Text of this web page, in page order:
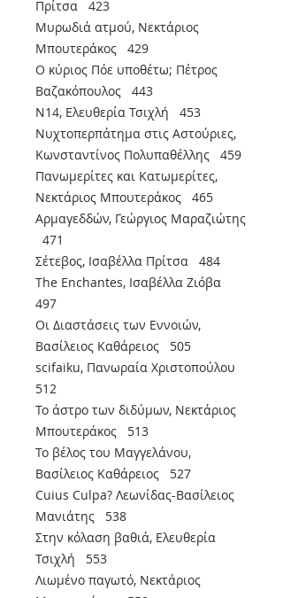
Πρίτσα 423
Μυρωδιά ατμού, Νεκτάριος
Μπουτεράκος 429
Ο κύριος Πόε υποθέτω; Πέτρος
Βαζακόπουλος 443
Ν14, Ελευθερία Τσιχλή 453
Νυχτοπερπάτημα στις Αστούριες,
Κωνσταντίνος Πολυπαθέλλης 459
Πανωμερίτες και Κατωμερίτες,
Νεκτάριος Μπουτεράκος 465
Αρμαγεδδών, Γεώργιος Μαραζιώτης
471
Σέτεβος, Ισαβέλλα Πρίτσα 484
The Enchantes, Ισαβέλλα Ζιόβα
497
Οι Διαστάσεις των Εννοιών,
Βασίλειος Καθάρειος 505
scifaiku, Πανωραία Χριστοπούλου
512
Το άστρο των διδύμων, Νεκτάριος
Μπουτεράκος 513
Το βέλος του Μαγγελάνου,
Βασίλειος Καθάρειος 527
Cuius Culpa? Λεωνίδας-Βασίλειος
Μανιάτης 538
Στην κόλαση βαθιά, Ελευθερία
Τσιχλή 553
Λιωμένο παγωτό, Νεκτάριος